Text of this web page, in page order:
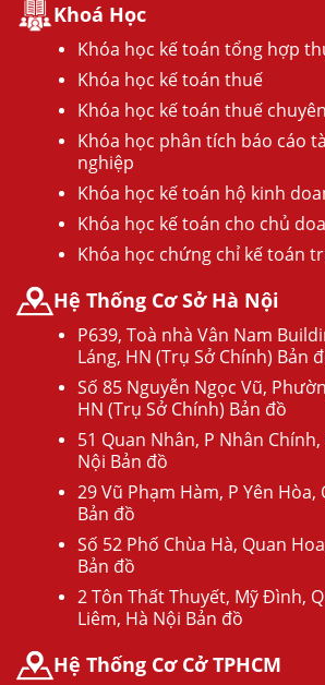
Khoá Học
Khóa học kế toán tổng hợp
Khóa học kế toán thuế
Khóa học kế toán thuế
Khóa học phân tích báo cáo
nghiệp
Khóa học kế toán hộ kinh
Khóa học kế toán cho chủ
Khóa học chứng chỉ kế toán
Hệ Thống Cơ Sở Hà Nội
P639, Toà nhà Vân Nam
Láng, HN (Trụ Sở Chính) Bản
Số 85 Nguyễn Ngọc Vũ,
HN (Trụ Sở Chính) Bản đồ
51 Quan Nhân, P Nhân
Nội Bản đồ
29 Vũ Phạm Hàm, P Yên Hòa,
Bản đồ
Số 52 Phố Chùa Hà, Quan
Bản đồ
2 Tôn Thất Thuyết, Mỹ Đình,
Liêm, Hà Nội Bản đồ
Hệ Thống Cơ Cở TPHCM